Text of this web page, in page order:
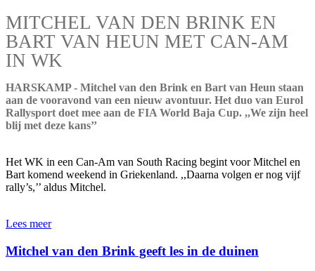
MITCHEL VAN DEN BRINK EN
BART VAN HEUN MET CAN-AM
IN WK
HARSKAMP - Mitchel van den Brink en Bart van Heun staan
aan de vooravond van een nieuw avontuur. Het duo van Eurol
Rallysport doet mee aan de FIA World Baja Cup. ,,We zijn heel
blij met deze kans’’
Het WK in een Can-Am van South Racing begint voor Mitchel en
Bart komend weekend in Griekenland. ,,Daarna volgen er nog vijf
rally’s,’’ aldus Mitchel.
Lees meer
Mitchel van den Brink geeft les in de duinen